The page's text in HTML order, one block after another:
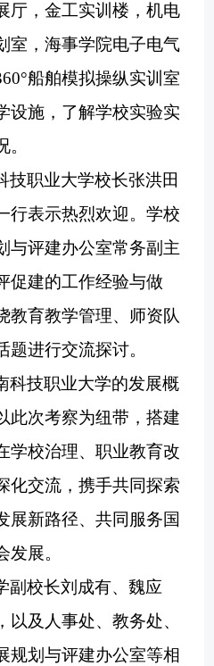
厅，金工实训楼，机电
室，海事学院电子电气
船舶模拟操纵实训室
设施， 了解学校实验实
技职业大学校长张洪田
行表示热烈欢迎。学校
与评建办公室常务副主
促建的工作经验与做
教育教学管理、师资队
题进行交流探讨。
科技职业大学的发展概
此次考察为纽带，搭建
学校治理、职业教育改
化交流，携手共同探索
展新路径、共同服务国
展。
副校长刘成有、魏应
以及人事处、教务处、
规划与评建办公室等相